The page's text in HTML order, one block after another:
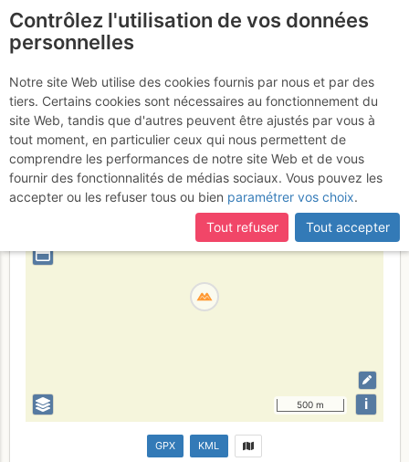
Col de Morétan
France Isère Belledonne
+
–
500 m i
GPX KML
Contrôlez l'utilisation de vos données
personnelles
Notre site Web utilise des cookies fournis par nous et par des
tiers. Certains cookies sont nécessaires au fonctionnement du
site Web, tandis que d'autres peuvent être ajustés par vous à
tout moment, en particulier ceux qui nous permettent de
comprendre les performances de notre site Web et de vous
fournir des fonctionnalités de médias sociaux. Vous pouvez les
accepter ou les refuser tous ou bien paramétrer vos choix.
Tout refuser
Tout accepter